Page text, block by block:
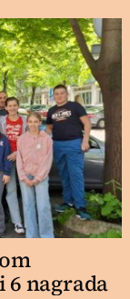
nagrada